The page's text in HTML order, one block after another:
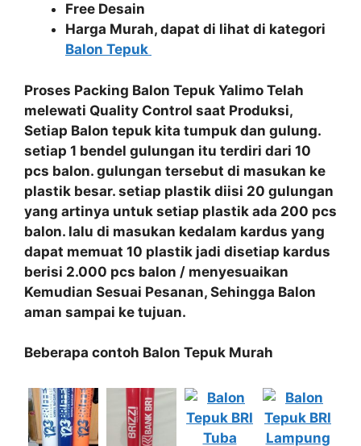
Free Desain
Harga Murah, dapat di lihat di kategori
Balon Tepuk
Proses Packing Balon Tepuk Yalimo Telah
melewati Quality Control saat Produksi,
Setiap Balon tepuk kita tumpuk dan gulung.
setiap 1 bendel gulungan itu terdiri dari 10
pcs balon. gulungan tersebut di masukan ke
plastik besar. setiap plastik diisi 20 gulungan
yang artinya untuk setiap plastik ada 200 pcs
balon. lalu di masukan kedalam kardus yang
dapat memuat 10 plastik jadi disetiap kardus
berisi 2.000 pcs balon / menyesuaikan
Kemudian Sesuai Pesanan, Sehingga Balon
aman sampai ke tujuan.
Beberapa contoh Balon Tepuk Murah